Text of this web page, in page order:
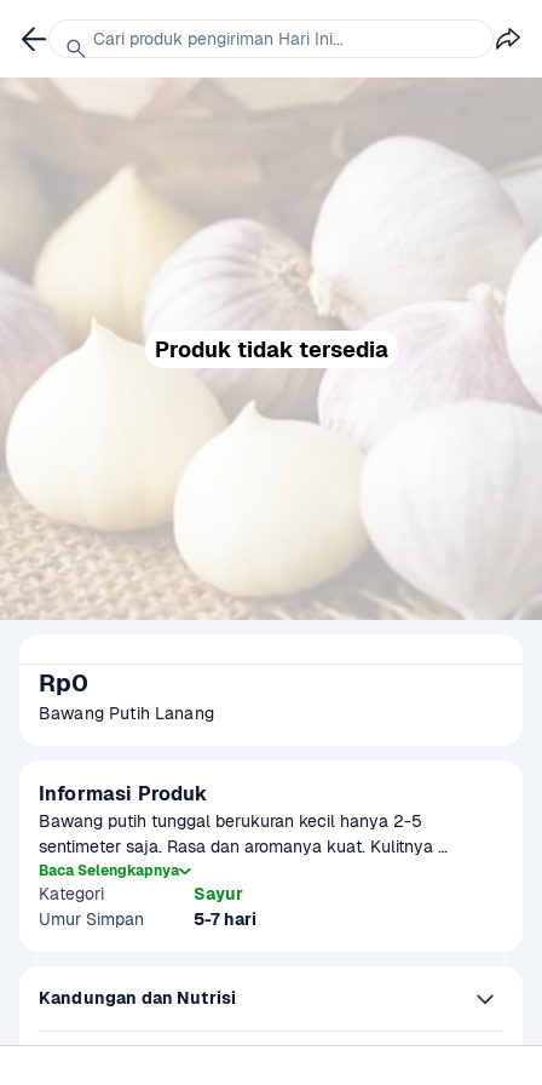
Produk tidak tersedia
Rp0
Bawang Putih Lanang
Informasi Produk
Bawang putih tunggal berukuran kecil hanya 2-5
sentimeter saja. Rasa dan aromanya kuat. Kulitnya
berwarna putih keunguan. Bawang tunggal hanya terdiri
dari satu siung saja. Produk ini dapat digunakan sebagai
menu MPASI
Baca Selengkapnya
Kategori
Sayur
Umur Simpan
5-7 hari
Kandungan dan Nutrisi
Cari produk pengiriman Hari Ini...